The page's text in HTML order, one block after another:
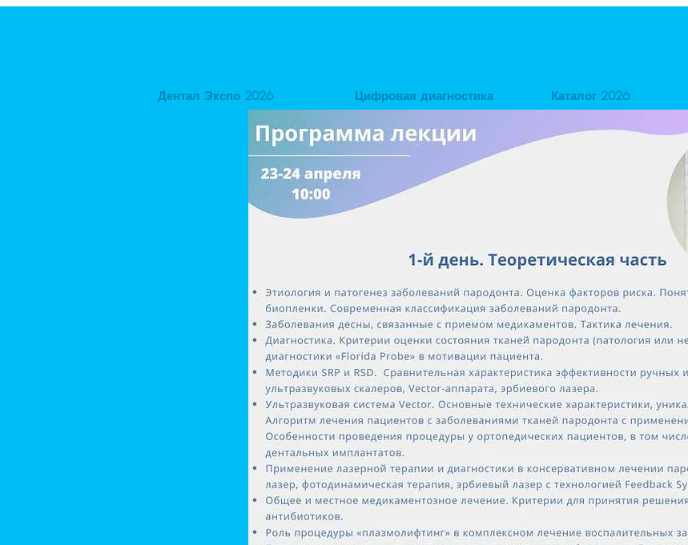
Дентал Экспо 2026 Цифровая диагностика Каталог 2026